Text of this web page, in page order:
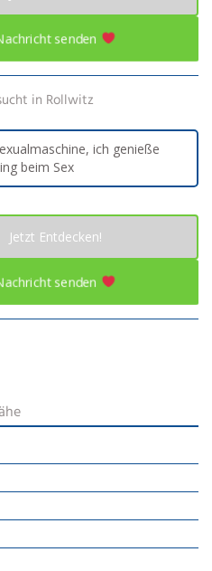
senden
in Rollwitz
ich genieße
beim Sex
Jetzt Entdecken!
senden